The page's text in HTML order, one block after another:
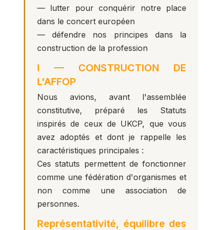
— lutter pour conquérir notre place
dans le concert européen
— défendre nos principes dans la
construction de la profession
I — CONSTRUCTION DE
L'AFFOP
Nous avions, avant l'assemblée
constitutive, préparé les Statuts
inspirés de ceux de UKCP, que vous
avez adoptés et dont je rappelle les
caractéristiques principales :
Ces statuts permettent de fonctionner
comme une fédération d'organismes et
non comme une association de
personnes.
Représentativité, équilibre des